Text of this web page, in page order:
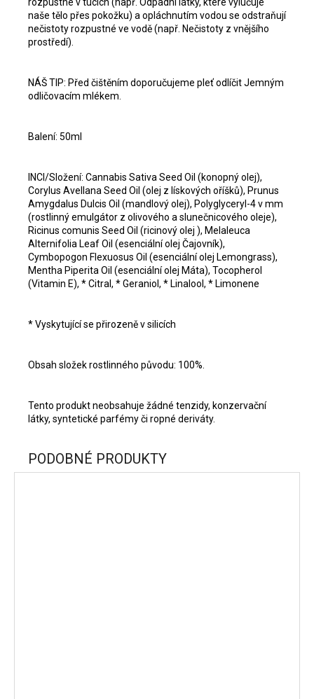
rozpustné v tucích (např. Odpadní látky, které vylučuje
naše tělo přes pokožku) a opláchnutím vodou se odstraňují
nečistoty rozpustné ve vodě (např. Nečistoty z vnějšího
prostředí).
NÁŠ TIP: Před čištěním doporučujeme pleť odlíčit Jemným
odličovacím mlékem.
Balení: 50ml
INCI/Složení: Cannabis Sativa Seed Oil (konopný olej),
Corylus Avellana Seed Oil (olej z lískových oříšků), Prunus
Amygdalus Dulcis Oil (mandlový olej), Polyglyceryl-4 v mm
(rostlinný emulgátor z olivového a slunečnicového oleje),
Ricinus comunis Seed Oil (ricinový olej ), Melaleuca
Alternifolia Leaf Oil (esenciální olej Čajovník),
Cymbopogon Flexuosus Oil (esenciální olej Lemongrass),
Mentha Piperita Oil (esenciální olej Máta), Tocopherol
(Vitamin E), * Citral, * Geraniol, * Linalool, * Limonene
* Vyskytující se přirozeně v silicích
Obsah složek rostlinného původu: 100%.
Tento produkt neobsahuje žádné tenzidy, konzervační
látky, syntetické parfémy či ropné deriváty.
PODOBNÉ PRODUKTY